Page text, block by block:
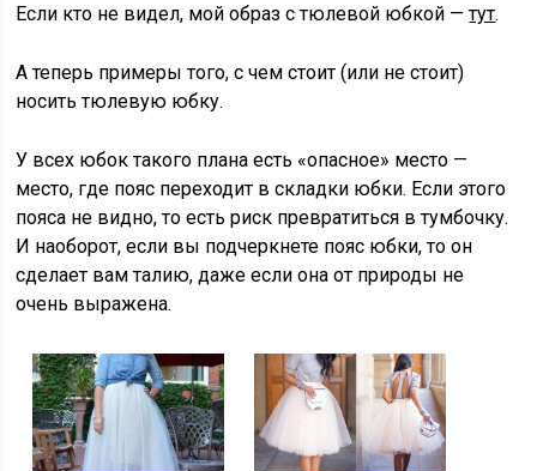
Если кто не видел, мой образ с тюлевой юбкой —тут.
А теперь примеры того, с чем стоит (или не стоит)
носить тюлевую юбку.
У всех юбок такого плана есть «опасное» место —
место, где пояс переходит в складки юбки. Если этого
пояса не видно, то есть риск превратиться в тумбочку.
И наоборот, если вы подчеркнете пояс юбки, то он
сделает вам талию, даже если она от природы не
очень выражена.